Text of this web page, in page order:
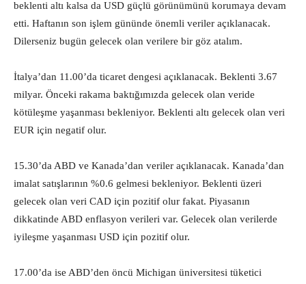
beklenti altı kalsa da USD güçlü görünümünü korumaya devam
etti. Haftanın son işlem gününde önemli veriler açıklanacak.
Dilerseniz bugün gelecek olan verilere bir göz atalım.
İtalya’dan 11.00’da ticaret dengesi açıklanacak. Beklenti 3.67
milyar. Önceki rakama baktığımızda gelecek olan veride
kötüleşme yaşanması bekleniyor. Beklenti altı gelecek olan veri
EUR için negatif olur.
15.30’da ABD ve Kanada’dan veriler açıklanacak. Kanada’dan
imalat satışlarının %0.6 gelmesi bekleniyor. Beklenti üzeri
gelecek olan veri CAD için pozitif olur fakat. Piyasanın
dikkatinde ABD enflasyon verileri var. Gelecek olan verilerde
iyileşme yaşanması USD için pozitif olur.
17.00’da ise ABD’den öncü Michigan üniversitesi tüketici